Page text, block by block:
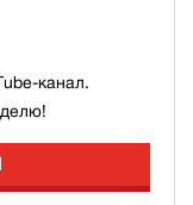
канал.